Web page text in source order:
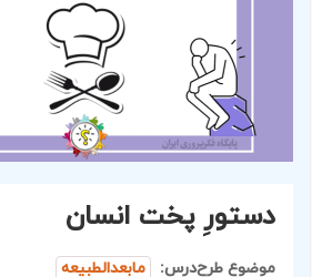
دستورِ پخت انسان
موضوع طرح‌درس: مابعدالطبیعه